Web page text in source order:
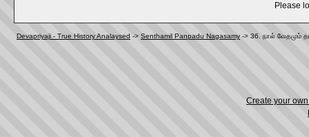
Please
Devapriyaji - True History Analaysed -> Senthamil Panpadu Nagasamy -> 36. நால் வேதமும்
Create your